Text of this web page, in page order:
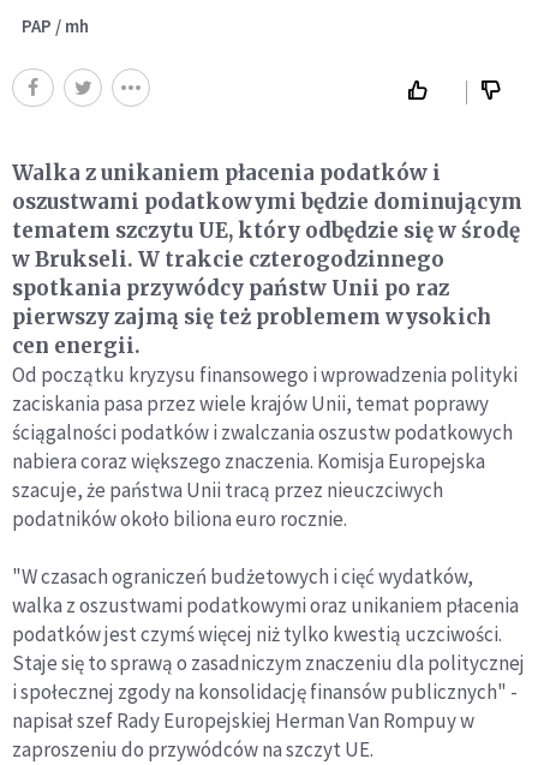
PAP / mh
Walka z unikaniem płacenia podatków i
oszustwami podatkowymi będzie dominującym
tematem szczytu UE, który odbędzie się w środę
w Brukseli. W trakcie czterogodzinnego
spotkania przywódcy państw Unii po raz
pierwszy zajmą się też problemem wysokich
cen energii.
Od początku kryzysu finansowego i wprowadzenia polityki
zaciskania pasa przez wiele krajów Unii, temat poprawy
ściągalności podatków i zwalczania oszustw podatkowych
nabiera coraz większego znaczenia. Komisja Europejska
szacuje, że państwa Unii tracą przez nieuczciwych
podatników około biliona euro rocznie.
"W czasach ograniczeń budżetowych i cięć wydatków,
walka z oszustwami podatkowymi oraz unikaniem płacenia
podatków jest czymś więcej niż tylko kwestią uczciwości.
Staje się to sprawą o zasadniczym znaczeniu dla politycznej
i społecznej zgody na konsolidację finansów publicznych" -
napisał szef Rady Europejskiej Herman Van Rompuy w
zaproszeniu do przywódców na szczyt UE.